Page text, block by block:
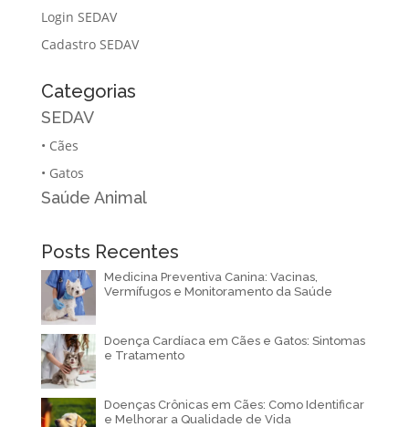
Login SEDAV
Cadastro SEDAV
Categorias
SEDAV
• Cães
• Gatos
Saúde Animal
Posts Recentes
Medicina Preventiva Canina: Vacinas,
Vermífugos e Monitoramento da Saúde
Doença Cardíaca em Cães e Gatos: Sintomas
e Tratamento
Doenças Crônicas em Cães: Como Identificar
e Melhorar a Qualidade de Vida